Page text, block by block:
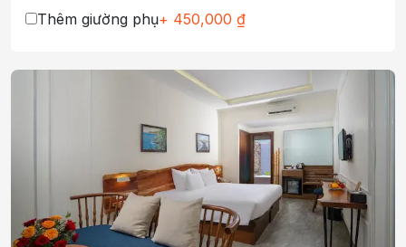
Thêm giường phụ+ 450,000 ₫